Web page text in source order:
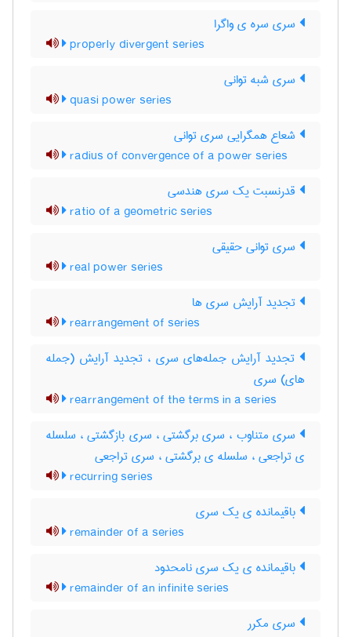
سری سره ی واگرا
properly divergent series
سری شبه توانی
quasi power series
شعاع همگرایی سری توانی
radius of convergence of a power series
قدرنسبت یک سری هندسی
ratio of a geometric series
سری توانی حقیقی
real power series
تجدید آرایش سری ها
rearrangement of series
تجدید آرایش جمله‌های سری ، تجدید آرایش (جمله
های) سری
rearrangement of the terms in a series
سری متناوب ، سری برگشتی ، سری بازگشتی ، سلسله
ی تراجعی ، سلسله ی برگشتی ، سری تراجعی
recurring series
باقیمانده ی یک سری
remainder of a series
باقیمانده ی یک سری نامحدود
remainder of an infinite series
سری مکرر